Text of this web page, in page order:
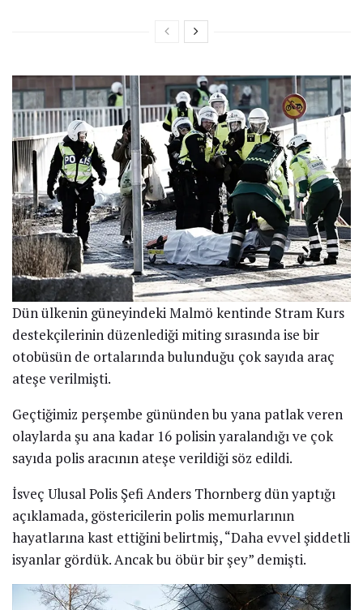
Dün ülkenin güneyindeki Malmö kentinde Stram Kurs
destekçilerinin düzenlediği miting sırasında ise bir
otobüsün de ortalarında bulunduğu çok sayıda araç
ateşe verilmişti.
Geçtiğimiz perşembe gününden bu yana patlak veren
olaylarda şu ana kadar 16 polisin yaralandığı ve çok
sayıda polis aracının ateşe verildiği söz edildi.
İsveç Ulusal Polis Şefi Anders Thornberg dün yaptığı
açıklamada, göstericilerin polis memurlarının
hayatlarına kast ettiğini belirtmiş, “Daha evvel şiddetli
isyanlar gördük. Ancak bu öbür bir şey” demişti.